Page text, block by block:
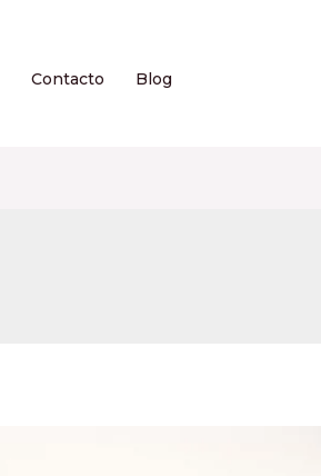
Contacto Blog